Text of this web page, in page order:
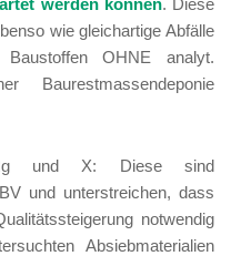
wie gleichartige Abfälle
OHNE analyt.
Baurestmassendeponie
Rg und X: Diese sind
und unterstreichen, dass
notwendig
Absiebmaterialien